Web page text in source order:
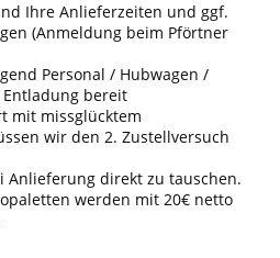
Ihre Anlieferzeiten und ggf.
(Anmeldung beim Pförtner
Personal / Hubwagen /
bereit
mit missglücktem
wir den 2. Zustellversuch
Anlieferung direkt zu tauschen.
werden mit 20€ netto